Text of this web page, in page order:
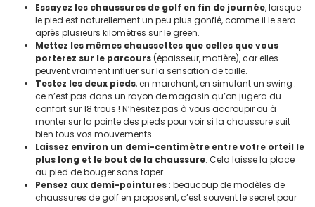
Essayez les chaussures de golf en fin de journée, lorsque
le pied est naturellement un peu plus gonflé, comme il le sera
après plusieurs kilomètres sur le green.
Mettez les mêmes chaussettes que celles que vous
porterez sur le parcours (épaisseur, matière), car elles
peuvent vraiment influer sur la sensation de taille.
Testez les deux pieds, en marchant, en simulant un swing :
ce n’est pas dans un rayon de magasin qu’on jugera du
confort sur 18 trous ! N’hésitez pas à vous accroupir ou à
monter sur la pointe des pieds pour voir si la chaussure suit
bien tous vos mouvements.
Laissez environ un demi-centimètre entre votre orteil le
plus long et le bout de la chaussure. Cela laisse la place
au pied de bouger sans taper.
Pensez aux demi-pointures : beaucoup de modèles de
chaussures de golf en proposent, c’est souvent le secret pour